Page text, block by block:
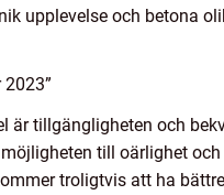
upplevelse och betona
är tillgängligheten och
till oärlighet
troligtvis att ha